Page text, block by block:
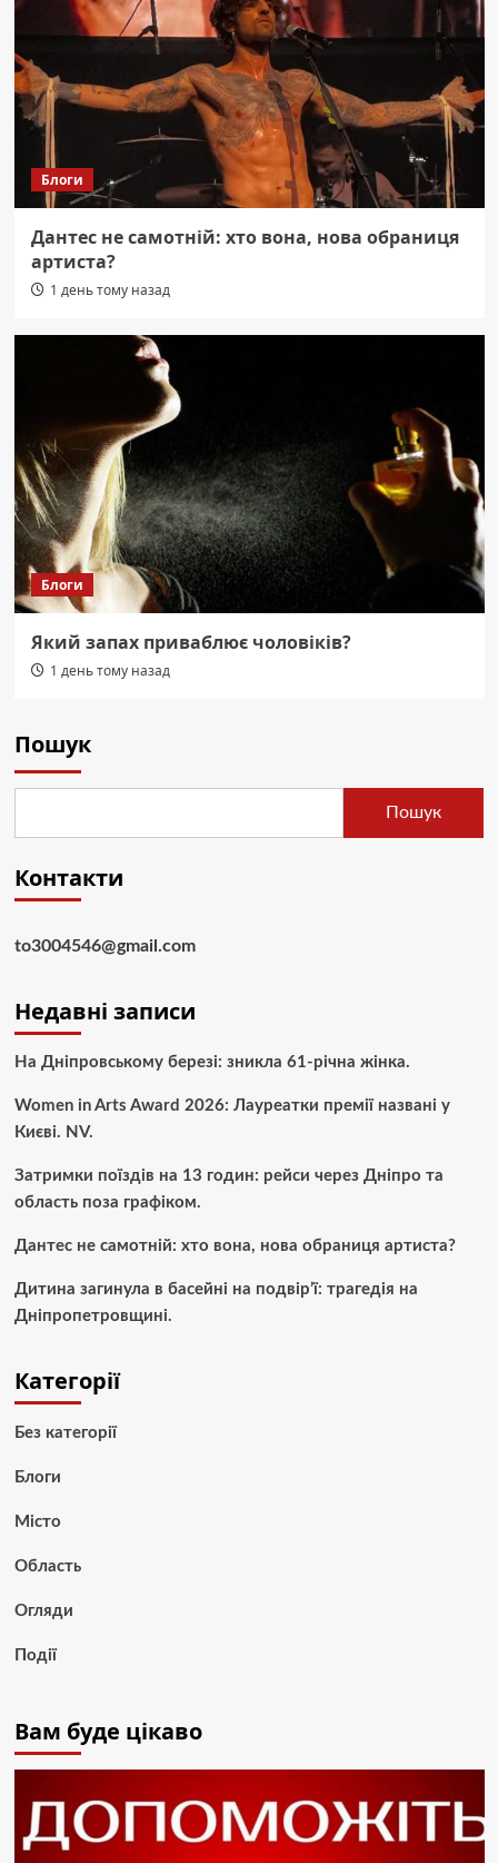
Блоги
Дантес не самотній: хто вона, нова обраниця
артиста?
1 день тому назад
Блоги
Який запах приваблює чоловіків?
1 день тому назад
Пошук
Пошук
Контакти
to3004546@gmail.com
Недавні записи
На Дніпровському березі: зникла 61-річна жінка.
Women in Arts Award 2026: Лауреатки премії названі у
Києві. NV.
Затримки поїздів на 13 годин: рейси через Дніпро та
область поза графіком.
Дантес не самотній: хто вона, нова обраниця артиста?
Дитина загинула в басейні на подвір’ї: трагедія на
Дніпропетровщині.
Категорії
Без категорії
Блоги
Місто
Область
Огляди
Події
Вам буде цікаво